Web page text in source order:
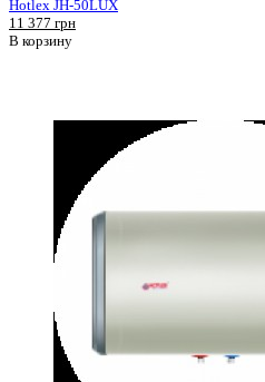
Hotlex JH-50LUX
11 377 грн
В корзину